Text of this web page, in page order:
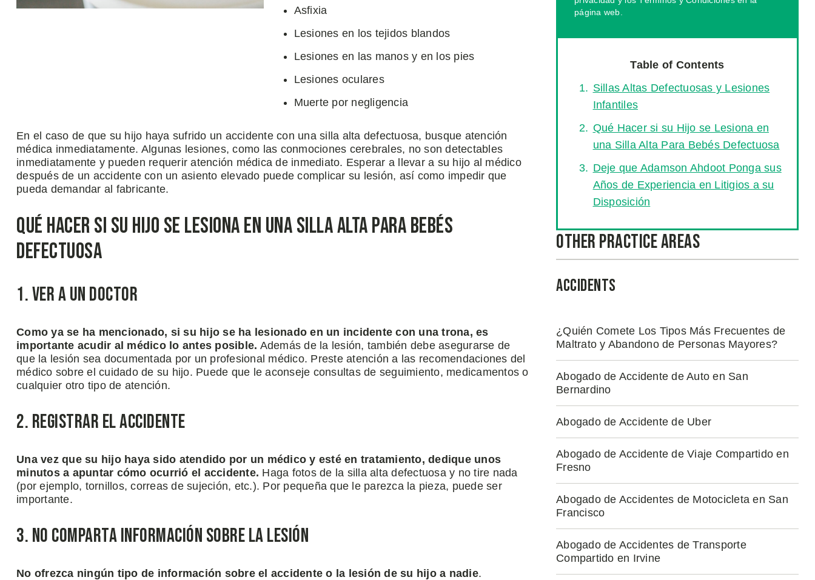
Asfixia
Lesiones en los tejidos blandos
Lesiones en las manos y en los pies
Lesiones oculares
Muerte por negligencia
En el caso de que su hijo haya sufrido un accidente con una silla alta defectuosa, busque atención
médica inmediatamente. Algunas lesiones, como las conmociones cerebrales, no son detectables
inmediatamente y pueden requerir atención médica de inmediato. Esperar a llevar a su hijo al médico
después de un accidente con un asiento elevado puede complicar su lesión, así como impedir que
pueda demandar al fabricante.
Qué Hacer si su Hijo se Lesiona en una Silla Alta Para Bebés
Defectuosa
1. Ver a un doctor
Como ya se ha mencionado, si su hijo se ha lesionado en un incidente con una trona, es
importante acudir al médico lo antes posible. Además de la lesión, también debe asegurarse de
que la lesión sea documentada por un profesional médico. Preste atención a las recomendaciones del
médico sobre el cuidado de su hijo. Puede que le aconseje consultas de seguimiento, medicamentos o
cualquier otro tipo de atención.
2. Registrar el accidente
Una vez que su hijo haya sido atendido por un médico y esté en tratamiento, dedique unos
minutos a apuntar cómo ocurrió el accidente. Haga fotos de la silla alta defectuosa y no tire nada
(por ejemplo, tornillos, correas de sujeción, etc.). Por pequeña que le parezca la pieza, puede ser
importante.
3. No comparta información sobre la lesión
No ofrezca ningún tipo de información sobre el accidente o la lesión de su hijo a nadie.
página web.
Table of Contents
Sillas Altas Defectuosas y Lesiones
Infantiles
Qué Hacer si su Hijo se Lesiona en
una Silla Alta Para Bebés Defectuosa
Deje que Adamson Ahdoot Ponga sus
Años de Experiencia en Litigios a su
Disposición
Other Practice Areas
Accidents
¿Quién Comete Los Tipos Más Frecuentes de
Maltrato y Abandono de Personas Mayores?
Abogado de Accidente de Auto en San
Bernardino
Abogado de Accidente de Uber
Abogado de Accidente de Viaje Compartido en
Fresno
Abogado de Accidentes de Motocicleta en San
Francisco
Abogado de Accidentes de Transporte
Compartido en Irvine